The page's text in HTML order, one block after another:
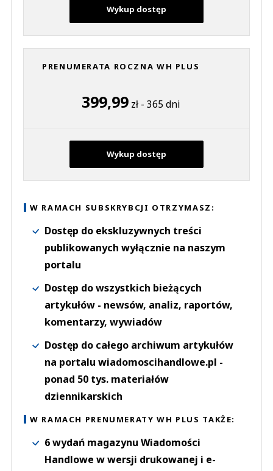
Wykup dostęp
PRENUMERATA ROCZNA WH PLUS
399,99zł - 365 dni
Wykup dostęp
W RAMACH SUBSKRYBCJI OTRZYMASZ:
Dostęp do ekskluzywnych treści
publikowanych wyłącznie na naszym
portalu
Dostęp do wszystkich bieżących
artykułów - newsów, analiz, raportów,
komentarzy, wywiadów
Dostęp do całego archiwum artykułów
na portalu wiadomoscihandlowe.pl -
ponad 50 tys. materiałów
dziennikarskich
W RAMACH PRENUMERATY WH PLUS TAKŻE:
6 wydań magazynu Wiadomości
Handlowe w wersji drukowanej i e-